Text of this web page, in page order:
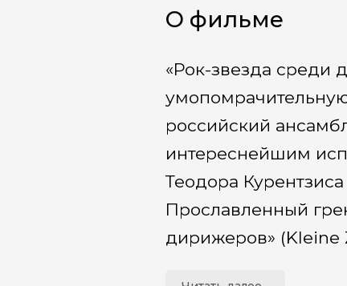
О фильме
«Рок-звезда среди
российский
интереснейшим
Теодора
Прославленный
дирижеров»